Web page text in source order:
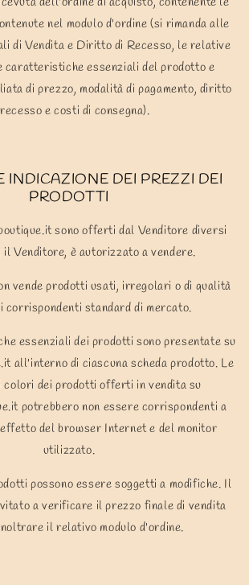
nel modulo d'ordine (si rimanda alle
di Vendita e Diritto di Recesso, le relative
caratteristiche essenziali del prodotto e
di prezzo, modalità di pagamento, diritto
e costi di consegna).
INDICAZIONE DEI PREZZI DEI
PRODOTTI
sono offerti dal Venditore diversi
il Venditore, è autorizzato a vendere.
vende prodotti usati, irregolari o di qualità
corrispondenti standard di mercato.
essenziali dei prodotti sono presentate su
all'interno di ciascuna scheda prodotto. Le
colori dei prodotti offerti in vendita su
potrebbero non essere corrispondenti a
del browser Internet e del monitor
utilizzato.
possono essere soggetti a modifiche. Il
a verificare il prezzo finale di vendita
il relativo modulo d'ordine.